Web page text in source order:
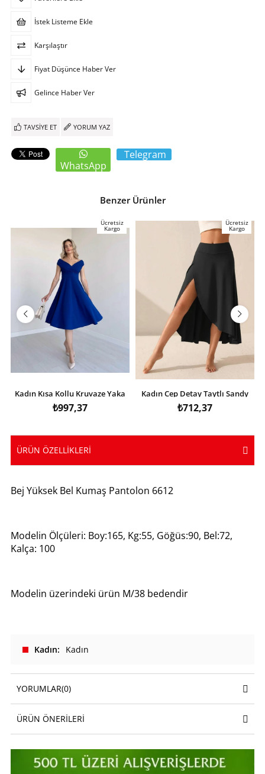
İstek Listeme Ekle
Karşılaştır
Fiyat Düşünce Haber Ver
Gelince Haber Ver
TAVSIYE ET YORUM YAZ
WhatsApp
Telegram
Benzer Ürünler
Ücretsiz
Kargo
Kadın Kısa Kollu Kruvaze Yaka
Eteği Volanlı Krep Elbise
₺997,37
Ücretsiz
Kargo
Kadın Cep Detay Taytlı Sandy
Etek
₺712,37
ÜRÜN ÖZELLIKLERI
Bej Yüksek Bel Kumaş Pantolon 6612
Modelin Ölçüleri: Boy:165, Kg:55, Göğüs:90, Bel:72,
Kalça: 100
Modelin üzerindeki ürün M/38 bedendir
Kadın Kadın
YORUMLAR(0)
ÜRÜN ÖNERILERI